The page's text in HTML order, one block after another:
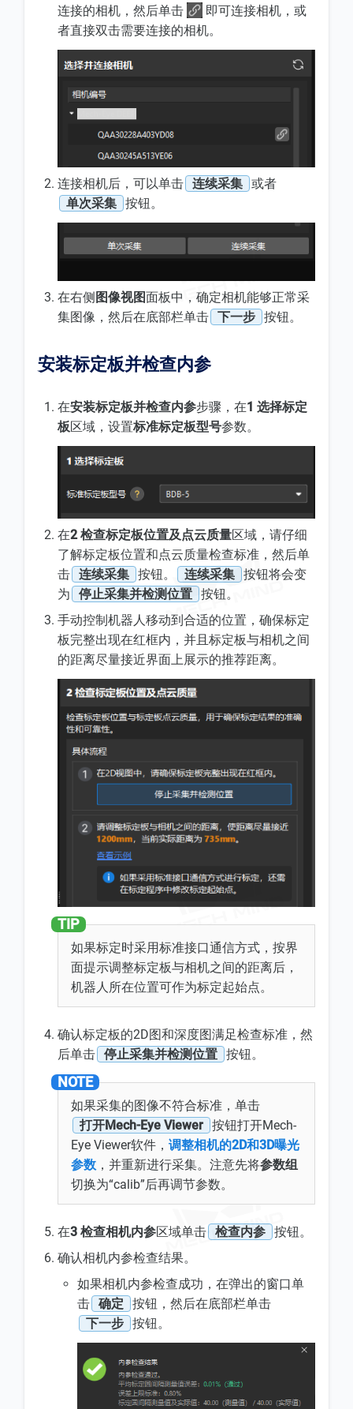
连接的相机，然后单击
即可连接相机，或
者直接双击需要连接的相机。
连接相机后，可以单击 连续采集 或者
单次采集 按钮。
在右侧 图像视图面板中，确定相机能够正常采
集图像，然后在底部栏单击 下一步 按钮。
安装标定板并检查内参
在安装标定板并检查内参步骤，在1 选择标定
板区域，设置标准标定板型号参数。
在2 检查标定板位置及点云质量区域，请仔细
了解标定板位置和点云质量检查标准，然后单
击 连续采集 按钮。 连续采集 按钮将会变
为
停止采集并检测位置 按钮。
手动控制机器人移动到合适的位置，确保标定
板完整出现在红框内，并且标定板与相机之间
的距离尽量接近界面上展示的推荐距离。
如果标定时采用标准接口通信方式，按界
面提示调整标定板与相机之间的距离后，
机器人所在位置可作为标定起始点。
确认标定板的2D图和深度图满足检查标准，然
后单击 停止采集并检测位置 按钮。
如果采集的图像不符合标准，单击
打开Mech-Eye Viewer 按钮打开Mech-
Eye Viewer软件， 调整相机的2D和3D曝光
参数 ，并重新进行采集。注意先将参数组
切换为“calib”后再调节参数。
在3 检查相机内参区域单击 检查内参 按钮。
确认相机内参检查结果。
如果相机内参检查成功，在弹出的窗口单
击 确定
按钮，然后在底部栏单击
下一步 按钮。